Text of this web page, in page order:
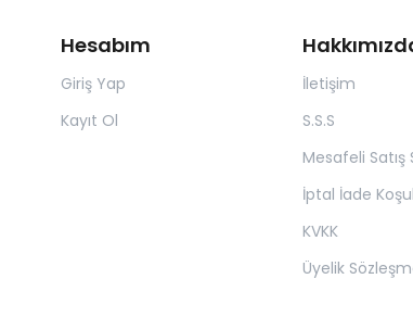
Hesabım
Giriş Yap
Kayıt Ol
İletişim
S.S.S
Mesafeli Satış
İptal İade
KVKK
Üyelik